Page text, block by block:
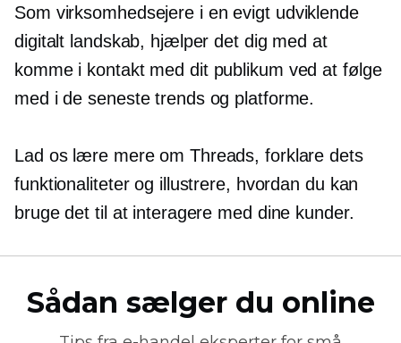
Som virksomhedsejere i enevigt udviklende
digitalt landskab, hjælper det dig med at
komme i kontakt med dit publikum ved at følge
med i de seneste trends og platforme.
Lad os lære mere om Threads, forklare dets
funktionaliteter og illustrere, hvordan du kan
bruge det til at interagere med dine kunder.
Sådan sælger du online